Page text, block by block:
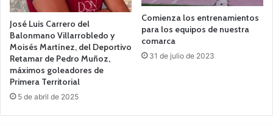
José Luis Carrero del
Balonmano Villarrobledo y
Moisés Martínez, del Deportivo
Retamar de Pedro Muñoz,
máximos goleadores de
Primera Territorial
5 de abril de 2025
Comienza los entrenamientos
para los equipos de nuestra
comarca
31 de julio de 2023